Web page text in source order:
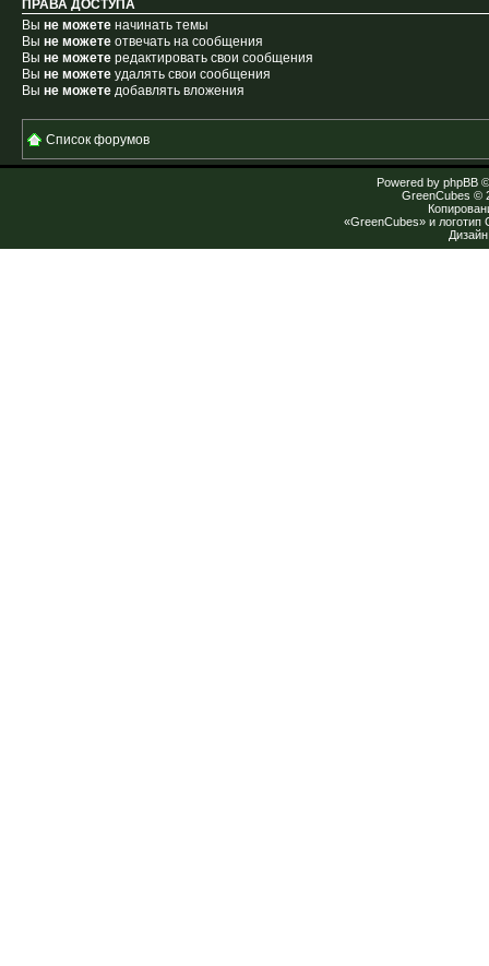
ПРАВА ДОСТУПА
Вы не можете начинать темы
Вы не можете отвечать на сообщения
Вы не можете редактировать свои сообщения
Вы не можете удалять свои сообщения
Вы не можете добавлять вложения
Список форумов
Powered by phpBB
GreenCubes ©
«GreenCubes» и